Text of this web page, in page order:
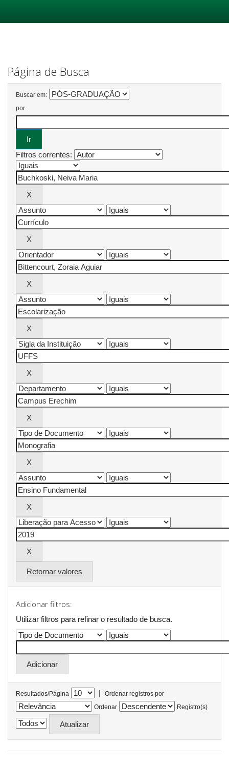
Página de Busca
Buscar em:
por
Filtros correntes:
Retornar valores
Adicionar filtros:
Utilizar filtros para refinar o resultado de busca.
Resultados/Página |
Ordenar registros por
Ordenar
Registro(s)